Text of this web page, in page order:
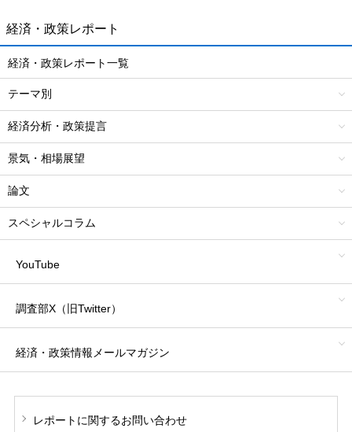
経済・政策レポート
経済・政策レポート一覧
テーマ別
経済分析・政策提言
景気・相場展望
論文
スペシャルコラム
YouTube
調査部X（旧Twitter）
経済・政策情報 メールマガジン
レポートに関するお問い合わせ